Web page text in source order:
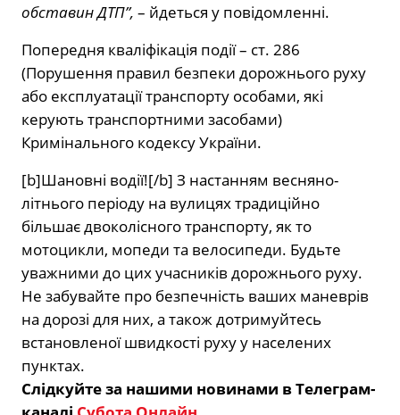
обставин ДТП”, – йдеться у повідомленні.
Попередня кваліфікація події – ст. 286
(Порушення правил безпеки дорожнього руху
або експлуатації транспорту особами, які
керують транспортними засобами)
Кримінального кодексу України.
[b]Шановні водії![/b] З настанням весняно-
літнього періоду на вулицях традиційно
більшає двоколісного транспорту, як то
мотоцикли, мопеди та велосипеди. Будьте
уважними до цих учасників дорожнього руху.
Не забувайте про безпечність ваших маневрів
на дорозі для них, а також дотримуйтесь
встановленої швидкості руху у населених
пунктах.
Слідкуйте за нашими новинами в Телеграм-